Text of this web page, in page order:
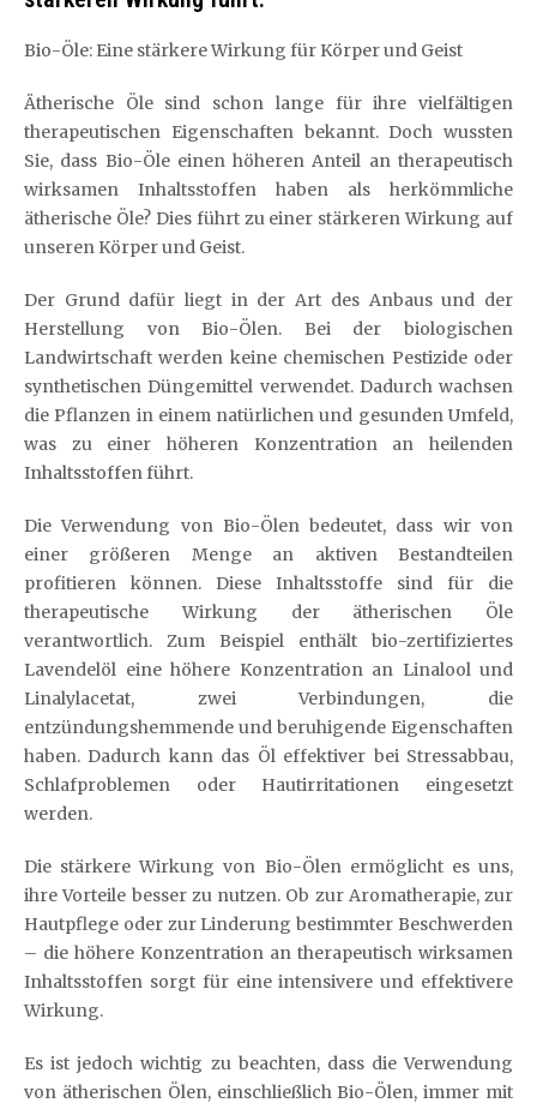
Bio-Öle: Eine stärkere Wirkung für Körper und Geist
Ätherische Öle sind schon lange für ihre vielfältigen
therapeutischen Eigenschaften bekannt. Doch wussten
Sie, dass Bio-Öle einen höheren Anteil an therapeutisch
wirksamen Inhaltsstoffen haben als herkömmliche
ätherische Öle? Dies führt zu einer stärkeren Wirkung auf
unseren Körper und Geist.
Der Grund dafür liegt in der Art des Anbaus und der
Herstellung von Bio-Ölen. Bei der biologischen
Landwirtschaft werden keine chemischen Pestizide oder
synthetischen Düngemittel verwendet. Dadurch wachsen
die Pflanzen in einem natürlichen und gesunden Umfeld,
was zu einer höheren Konzentration an heilenden
Inhaltsstoffen führt.
Die Verwendung von Bio-Ölen bedeutet, dass wir von
einer größeren Menge an aktiven Bestandteilen
profitieren können. Diese Inhaltsstoffe sind für die
therapeutische Wirkung der ätherischen Öle
verantwortlich. Zum Beispiel enthält bio-zertifiziertes
Lavendelöl eine höhere Konzentration an Linalool und
Linalylacetat, zwei Verbindungen, die
entzündungshemmende und beruhigende Eigenschaften
haben. Dadurch kann das Öl effektiver bei Stressabbau,
Schlafproblemen oder Hautirritationen eingesetzt
werden.
Die stärkere Wirkung von Bio-Ölen ermöglicht es uns,
ihre Vorteile besser zu nutzen. Ob zur Aromatherapie, zur
Hautpflege oder zur Linderung bestimmter Beschwerden
– die höhere Konzentration an therapeutisch wirksamen
Inhaltsstoffen sorgt für eine intensivere und effektivere
Wirkung.
Es ist jedoch wichtig zu beachten, dass die Verwendung
von ätherischen Ölen, einschließlich Bio-Ölen, immer mit